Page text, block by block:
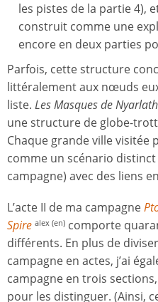
les pistes de la partie 4),
construit comme une
encore en deux parties
Parfois, cette structure
littéralement aux nœuds
liste. Les Masques de
une structure de globe-
Chaque grande ville visitée
comme un scénario
campagne) avec des liens
L’acte II de ma campagne
Spire alex (en) comporte
différents. En plus de
campagne en actes, j’ai
campagne en trois
pour les distinguer. (Ainsi,